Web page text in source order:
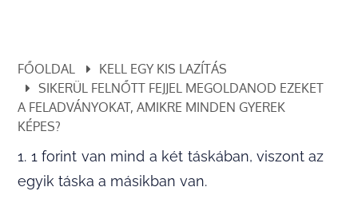
FŐOLDAL
KELL EGY KIS LAZÍTÁS
SIKERÜL FELNŐTT FEJJEL MEGOLDANOD EZEKET
A FELADVÁNYOKAT, AMIKRE MINDEN GYEREK
KÉPES?
1. 1 forint van mind a két táskában, viszont az
egyik táska a másikban van.